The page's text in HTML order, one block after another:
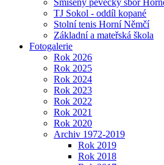
Smíšený pěvecký sbor
TJ Sokol - oddíl kopané
Stolní tenis Horní Němčí
Základní a mateřská škola
Fotogalerie
Rok 2026
Rok 2025
Rok 2024
Rok 2023
Rok 2022
Rok 2021
Rok 2020
Archiv 1972-2019
Rok 2019
Rok 2018